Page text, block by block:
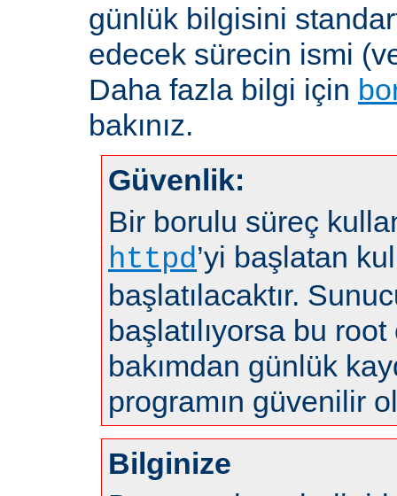
günlük bilgisini
edecek sürecin ismi
Daha fazla bilgi için
bakınız.
Güvenlik:
Bir borulu süreç
httpd’yi başlatan
başlatılacaktır.
başlatılıyorsa bu
bakımdan günlük
programın güvenilir
Bilginize